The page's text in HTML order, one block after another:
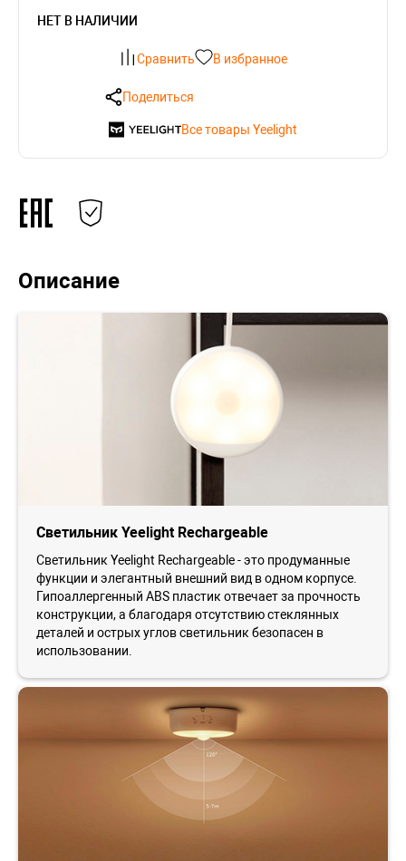
НЕТ В НАЛИЧИИ
Сравнить В избранное
Поделиться
Все товары Yeelight
Описание
Светильник Yeelight Rechargeable
Светильник Yeelight Rechargeable - это продуманные
функции и элегантный внешний вид в одном корпусе.
Гипоаллергенный ABS пластик отвечает за прочность
конструкции, а благодаря отсутствию стеклянных
деталей и острых углов светильник безопасен в
использовании.